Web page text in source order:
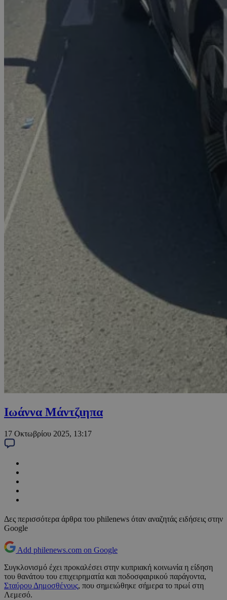
Ιωάννα Μάντζιηπα
17 Οκτωβρίου 2025, 13:17
Δες περισσότερα άρθρα του philenews όταν αναζητάς ειδήσεις στην
Google
Add philenews.com on Google
Συγκλονισμό έχει προκαλέσει στην κυπριακή κοινωνία η είδηση
του θανάτου του επιχειρηματία και ποδοσφαιρικού παράγοντα,
Σταύρου Δημοσθένους, που σημειώθηκε σήμερα το πρωί στη
Λεμεσό.